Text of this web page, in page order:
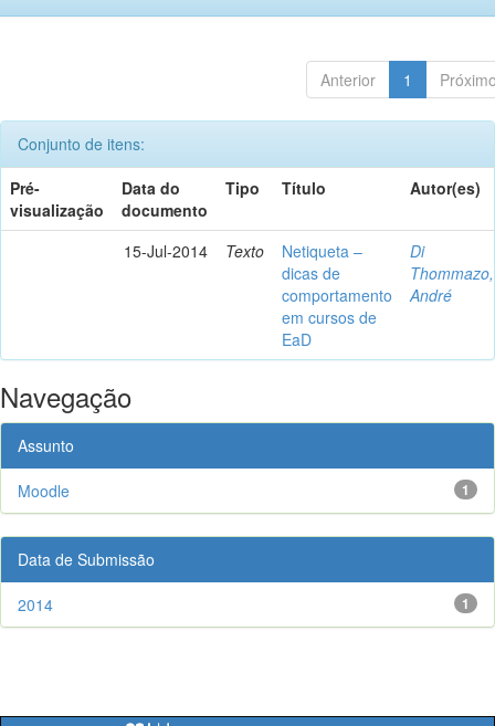
Anterior 1
Conjunto de itens:
Pré-
visualização
Data do
documento
Tipo Título Autor(es)
15-Jul-2014 Texto
Netiqueta –
dicas de
comportamento
em cursos de
EaD
Di
Thommazo,
André
Navegação
Assunto
1
Moodle
Data de Submissão
1
2014